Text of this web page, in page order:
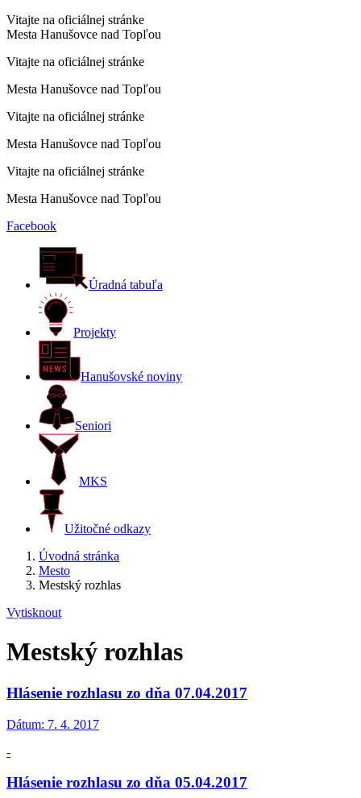
Vitajte na oficiálnej stránke
Mesta Hanušovce nad Topľou
Vitajte na oficiálnej stránke
Mesta Hanušovce nad Topľou
Vitajte na oficiálnej stránke
Mesta Hanušovce nad Topľou
Vitajte na oficiálnej stránke
Mesta Hanušovce nad Topľou
Facebook
Úradná tabuľa
Projekty
Hanušovské noviny
Seniori
MKS
Užitočné odkazy
Úvodná stránka
Mesto
Mestský rozhlas
Vytisknout
Mestský rozhlas
Hlásenie rozhlasu zo dňa 07.04.2017
Dátum: 7. 4. 2017
-
Hlásenie rozhlasu zo dňa 05.04.2017